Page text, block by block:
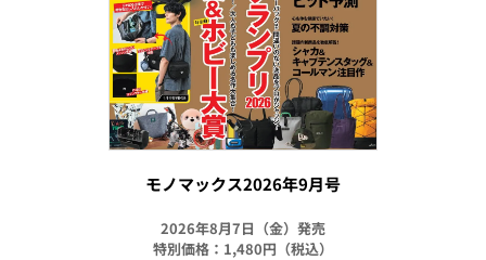
モノマックス2026年9月号
2026年8月7日（金）発売
特別価格：1,480円（税込）